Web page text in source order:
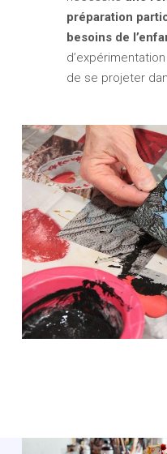
préparation
besoins de
de se projeter